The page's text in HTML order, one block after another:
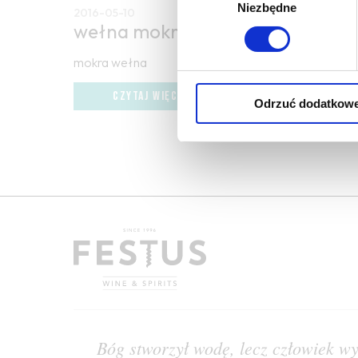
Niezbędne
Odrzuć
wełna mokra
mokra wełna
CZYTAJ WIĘCEJ
Bóg stworzył wodę, lecz człowiek